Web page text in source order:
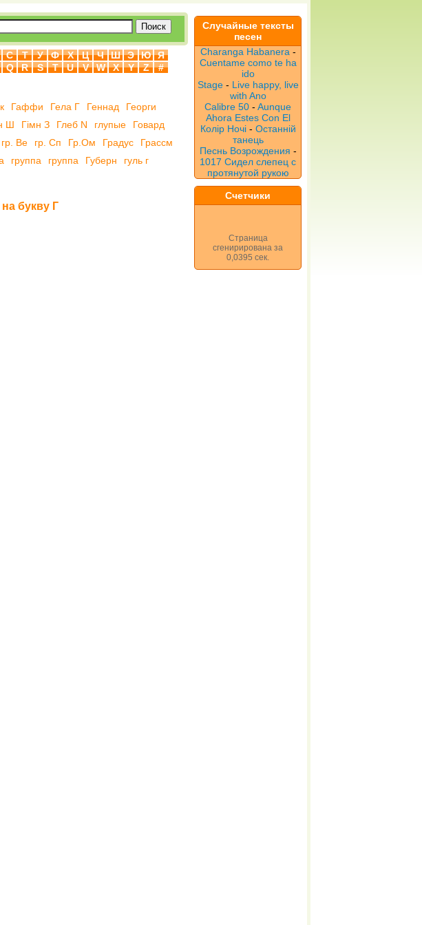
С Т У Ф Х Ц Ч Ш Э Ю
Я
Q R S T U V W X Y Z
#
Гаффи Гела Г Геннад
Георги
Ш Гімн З Глеб N глупые
Говард
гр. Ве гр. Сп Гр.Ом Градус
Грассм
группа группа Губерн
гуль г
букву Г
Случайные тексты
песен
Charanga Habanera -
Cuentame como te ha
ido
Stage- Live happy, live
with Ano
Calibre 50 - Aunque
Ahora Estes Con El
Колір Ночі- Останній
танець
Песнь Возрождения -
1017 Сидел слепец с
протянутой рукою
Счетчики
Страница
сгенирирована за
0,0395 сек.